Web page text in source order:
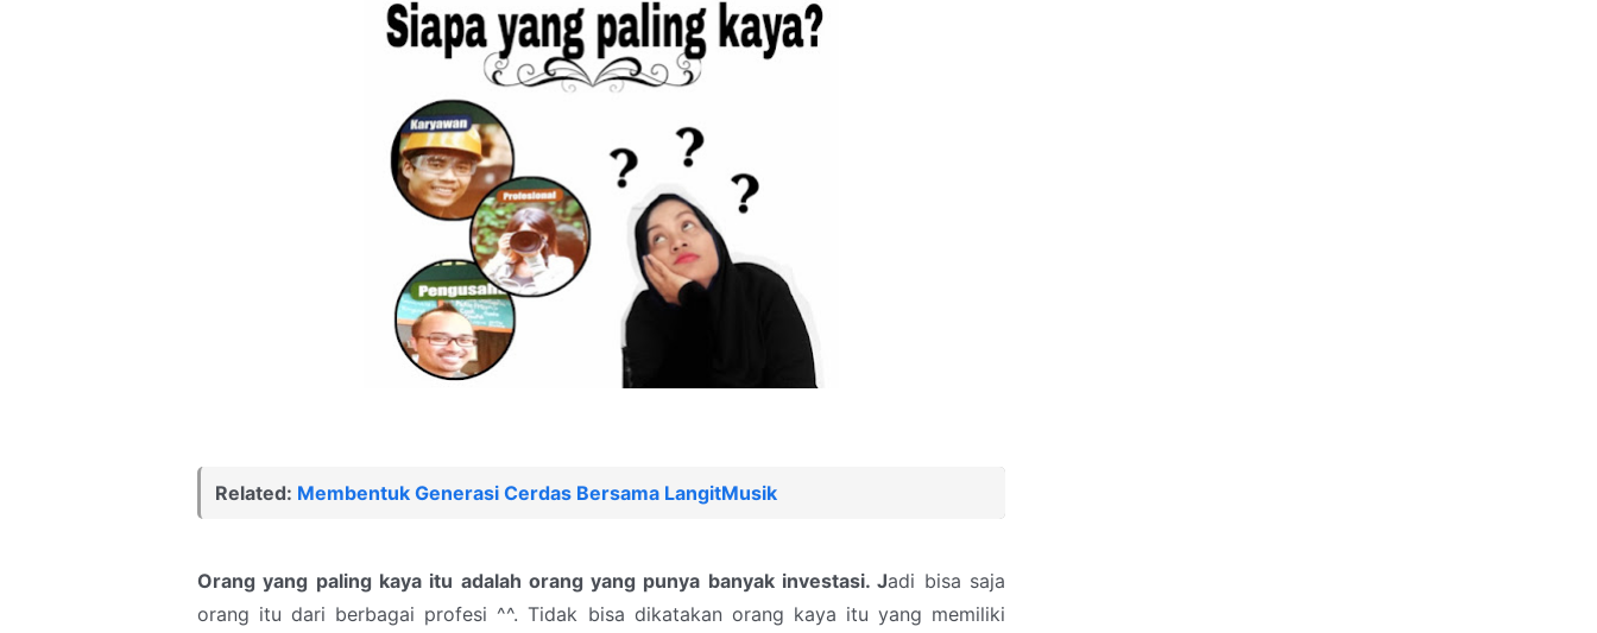
Related: Membentuk Generasi Cerdas Bersama LangitMusik
Orang yang paling kaya itu adalah orang yang punya banyak investasi. Jadi bisa saja
orang itu dari berbagai profesi ^^. Tidak bisa dikatakan orang kaya itu yang memiliki